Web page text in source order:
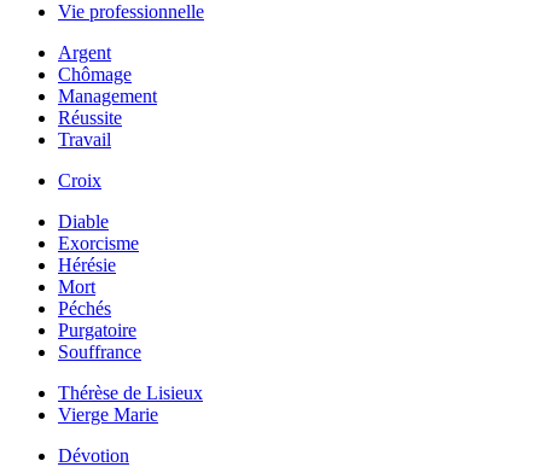
Vie professionnelle
Argent
Chômage
Management
Réussite
Travail
Croix
Diable
Exorcisme
Hérésie
Mort
Péchés
Purgatoire
Souffrance
Thérèse de Lisieux
Vierge Marie
Dévotion